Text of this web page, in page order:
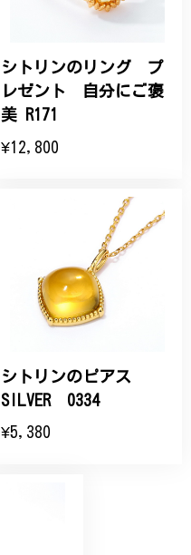
シトリンのリング プ
レゼント 自分にご褒
美 R171
¥12,800
シトリンのピアス
SILVER 0334
¥5,380